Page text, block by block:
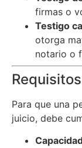
firmas o
Testigo
otorga
notario o
Para que una
juicio, debe